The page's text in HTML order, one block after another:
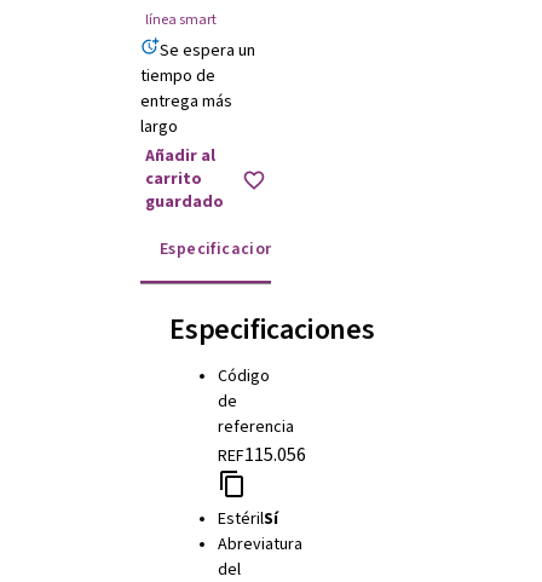
línea smart
Se espera un
tiempo de
entrega más
largo
Añadir al
carrito
guardado
Especificaciones
Especificaciones
Código
de
referencia
REF115.056
EstérilSí
Abreviatura
del